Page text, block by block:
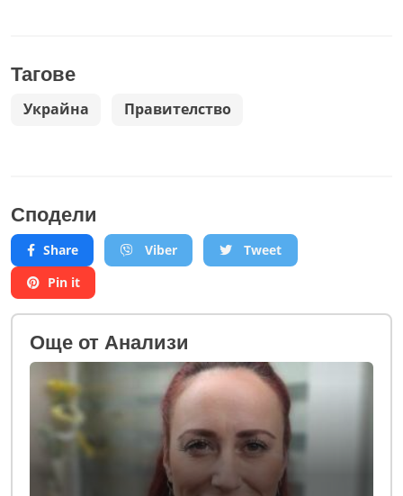
Тагове
Украйна Правителство
Сподели
Share Viber
Tweet
Pin it
Oще от Анализи